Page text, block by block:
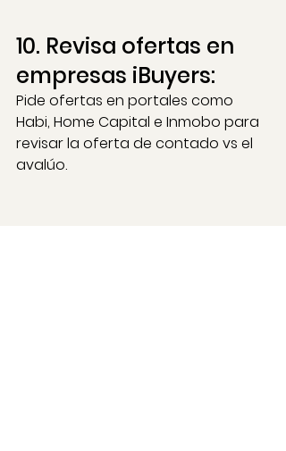
10. Revisa ofertas en
empresas iBuyers:
Pide ofertas en portales como
Habi, Home Capital e Inmobo para
revisar la oferta de contado vs el
avalúo.